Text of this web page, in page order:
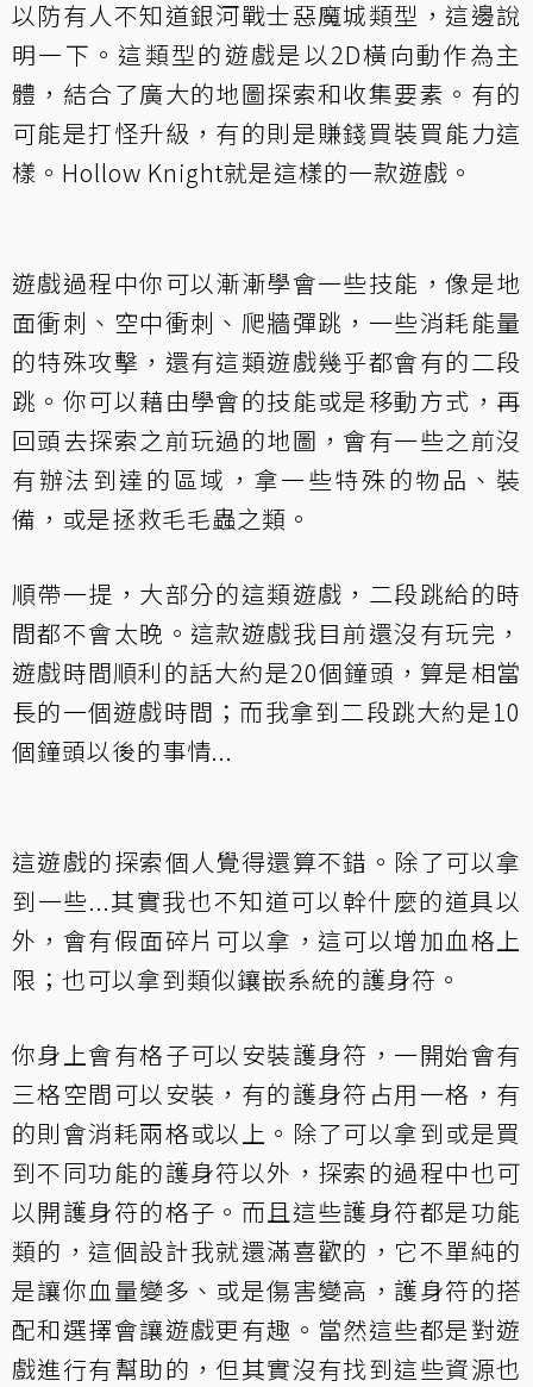
以防有人不知道銀河戰士惡魔城類型，這邊說
明一下。這類型的遊戲是以2D橫向動作為主
體，結合了廣大的地圖探索和收集要素。有的
可能是打怪升級，有的則是賺錢買裝買能力這
樣。Hollow Knight就是這樣的一款遊戲。
遊戲過程中你可以漸漸學會一些技能，像是地
面衝刺、空中衝刺、爬牆彈跳，一些消耗能量
的特殊攻擊，還有這類遊戲幾乎都會有的二段
跳。你可以藉由學會的技能或是移動方式，再
回頭去探索之前玩過的地圖，會有一些之前沒
有辦法到達的區域，拿一些特殊的物品、裝
備，或是拯救毛毛蟲之類。
順帶一提，大部分的這類遊戲，二段跳給的時
間都不會太晚。這款遊戲我目前還沒有玩完，
遊戲時間順利的話大約是20個鐘頭，算是相當
長的一個遊戲時間；而我拿到二段跳大約是10
個鐘頭以後的事情...
這遊戲的探索個人覺得還算不錯。除了可以拿
到一些...其實我也不知道可以幹什麼的道具以
外，會有假面碎片可以拿，這可以增加血格上
限；也可以拿到類似鑲嵌系統的護身符。
你身上會有格子可以安裝護身符，一開始會有
三格空間可以安裝，有的護身符占用一格，有
的則會消耗兩格或以上。除了可以拿到或是買
到不同功能的護身符以外，探索的過程中也可
以開護身符的格子。而且這些護身符都是功能
類的，這個設計我就還滿喜歡的，它不單純的
是讓你血量變多、或是傷害變高，護身符的搭
配和選擇會讓遊戲更有趣。當然這些都是對遊
戲進行有幫助的，但其實沒有找到這些資源也